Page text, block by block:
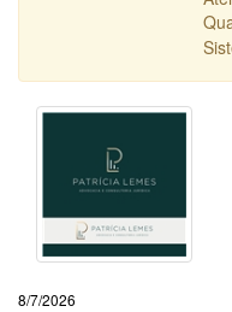
8/7/2026